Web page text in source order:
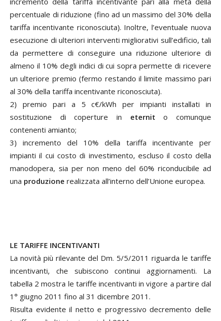
percentuale di riduzione (fino ad un massimo del 30% della
tariffa incentivante riconosciuta). Inoltre, l’eventuale nuova
esecuzione di ulteriori interventi migliorativi sull’edificio, tali
da permettere di conseguire una riduzione ulteriore di
almeno il 10% degli indici di cui sopra permette di ricevere
un ulteriore premio (fermo restando il limite massimo pari
al 30% della tariffa incentivante riconosciuta).
2) premio pari a 5 c€/kWh per impianti installati in
sostituzione di coperture in eternit o comunque
contenenti amianto;
3) incremento del 10% della tariffa incentivante per
impianti il cui costo di investimento, escluso il costo della
manodopera, sia per non meno del 60% riconducibile ad
una produzione realizzata all’interno dell’Unione europea.
LE TARIFFE INCENTIVANTI
La novità più rilevante del Dm. 5/5/2011 riguarda le tariffe
incentivanti, che subiscono continui aggiornamenti. La
tabella 2 mostra le tariffe incentivanti in vigore a partire dal
1° giugno 2011 fino al 31 dicembre 2011.
Risulta evidente il netto e progressivo decremento delle